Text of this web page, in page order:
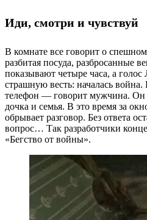
Иди, смотри и чувствуй
В комнате все говорит о
разбитая посуда, разбросанные
показывают четыре часа, а голос
страшную весть: началась
телефон — говорит мужчина. Он
дочка и семья. В это время за
обрывает разговор. Без ответа
вопрос… Так разработчики
«Бегство от войны».